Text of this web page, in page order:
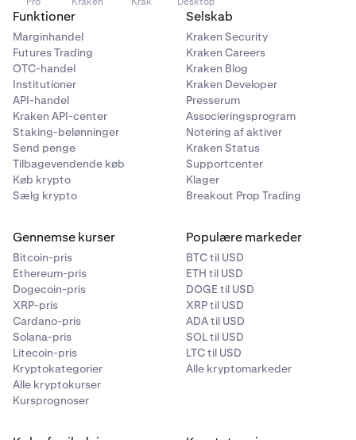
lukket). Lukkede konti viser deres endelige målinger til
reference.
Du kan også klikke på Køb ny evaluering i øverste højre
hjørne for at købe en ny evaluering direkte fra denne
side.
Detaljepanelet de samme felter som Porteføljewidgeten
på Handelssiden:
Saldo
Samlet egenkapital
UP&L
Daglig tabsgrænse
Drawdown-grænse
Anvendt margin
Margin niveau %
Tilgængelig for udbetaling (kun finansierede konti)
Under Detaljepanelet viser finansierede konti en Anmod
om udbetaling-knap.
Åbne positioner:
Under diagrammet viser tabellen Åbne
positioner alle dine nuværende åbne positioner. Hver
række inkluderer:
Marked (handelspar med ikon)
Side (Køb eller Sælg)
Funktioner
Marginhandel
Futures Trading
OTC-handel
Institutioner
API-handel
Kraken API-center
Staking-belønninger
Send penge
Tilbagevendende køb
Køb krypto
Sælg krypto
Selskab
Kraken Security
Kraken Careers
Kraken Blog
Kraken Developer
Presserum
Associeringsprogram
Notering af aktiver
Kraken Status
Supportcenter
Klager
Breakout Prop Trading
Gennemse kurser
Bitcoin-pris
Ethereum-pris
Dogecoin-pris
XRP-pris
Cardano-pris
Solana-pris
Litecoin-pris
Kryptokategorier
Alle kryptokurser
Kursprognoser
Populære markeder
BTC til USD
ETH til USD
DOGE til USD
XRP til USD
ADA til USD
SOL til USD
LTC til USD
Alle kryptomarkeder